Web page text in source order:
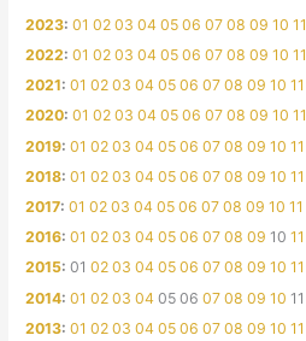
2023:01 02 03 04 05 06 07 08 09 10 11
2022:01 02 03 04 05 06 07 08 09 10 11
2021:01 02 03 04 05 06 07 08 09 10 11
2020:01 02 03 04 05 06 07 08 09 10 11
2019:01 02 03 04 05 06 07 08 09 10 11
2018:01 02 03 04 05 06 07 08 09 10 11
2017:01 02 03 04 05 06 07 08 09 10 11
2016:01 02 03 04 05 06 07 08 09 10 11
2015:01 02 03 04 05 06 07 08 09 10 11
2014:01 02 03 04 05 06 07 08 09 10 11
2013:01 02 03 04 05 06 07 08 09 10 11